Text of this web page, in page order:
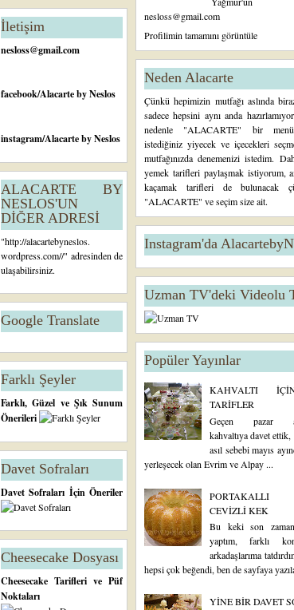
İletişim
nesloss@gmail.com
facebook/Alacarte by Neslos
instagram/Alacarte by Neslos
ALACARTE BY
NESLOS'UN
DİĞER ADRESİ
"http://alacartebyneslos.
wordpress.com//" adresinden de
ulaşabilirsiniz.
Google Translate
Farklı Şeyler
Farklı, Güzel ve Şık Sunum
Önerileri
Davet Sofraları
Davet Sofraları İçin Öneriler
Cheesecake Dosyası
Cheesecake Tarifleri ve Püf
Noktaları
nesloss@gmail.com
Profilimin tamamını görüntüle
Neden Alacarte
Çünkü hepimizin mutfağı aslında
sadece hepsini aynı anda
nedenle "ALACARTE" bir menü
istediğiniz yiyecek ve içecekleri
mutfağınızda denemenizi istedim.
yemek tarifleri paylaşmak istiyorum,
kaçamak tarifleri de bulunacak
"ALACARTE" ve seçim size ait.
Instagram'da
Uzman TV'deki Videolu
Popüler Yayınlar
KAHVALTI
TARİFLER
Geçen pazar
kahvaltıya davet ettik,
asıl sebebi mayıs
yerleşecek olan Evrim ve Alpay ...
PORTAKALLI
CEVİZLİ KEK
Bu keki son
yaptım, farklı
arkadaşlarıma
hepsi çok beğendi, ben de sayfaya
YİNE BİR DAVET